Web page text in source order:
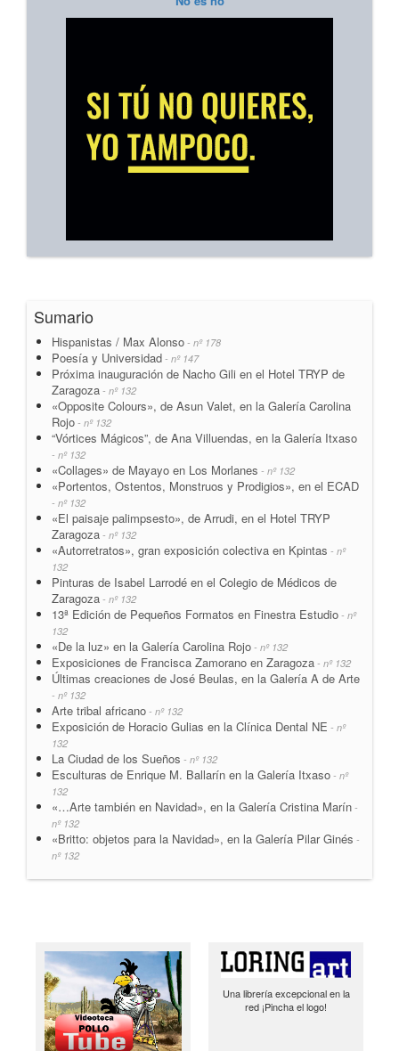
Sumario
Hispanistas / Max Alonso - nº 178
Poesía y Universidad - nº 147
Próxima inauguración de Nacho Gili en el Hotel TRYP de
Zaragoza - nº 132
«Opposite Colours», de Asun Valet, en la Galería Carolina
Rojo - nº 132
“Vórtices Mágicos”, de Ana Villuendas, en la Galería Itxaso
- nº 132
«Collages» de Mayayo en Los Morlanes - nº 132
«Portentos, Ostentos, Monstruos y Prodigios», en el ECAD
- nº 132
«El paisaje palimpsesto», de Arrudi, en el Hotel TRYP
Zaragoza - nº 132
«Autorretratos», gran exposición colectiva en Kpintas - nº
132
Pinturas de Isabel Larrodé en el Colegio de Médicos de
Zaragoza - nº 132
13ª Edición de Pequeños Formatos en Finestra Estudio - nº
132
«De la luz» en la Galería Carolina Rojo - nº 132
Exposiciones de Francisca Zamorano en Zaragoza - nº 132
Últimas creaciones de José Beulas, en la Galería A de Arte
- nº 132
Arte tribal africano - nº 132
Exposición de Horacio Gulias en la Clínica Dental NE - nº
132
La Ciudad de los Sueños - nº 132
Esculturas de Enrique M. Ballarín en la Galería Itxaso - nº
132
«…Arte también en Navidad», en la Galería Cristina Marín -
nº 132
«Britto: objetos para la Navidad», en la Galería Pilar Ginés -
nº 132
Una librería excepcional en la
red ¡Pincha el logo!